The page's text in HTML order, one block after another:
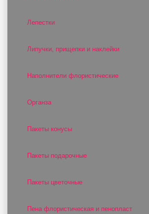
Лепестки
Липучки, прищепки и наклейки
Наполнители флористические
Органза
Пакеты конусы
Пакеты подарочные
Пакеты цветочные
Пена флористическая и пенопласт